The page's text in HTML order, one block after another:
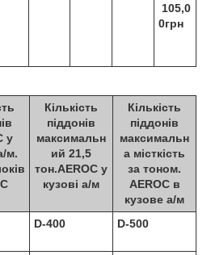
105,0
0грн
у
м.
Кількість
піддонів
максимальн
ий 21,5
тон.AEROC у
кузові а/м
Кількість
піддонів
максимальн
а місткість
за тоном.
AEROC в
кузове а/м
D-400 D-500